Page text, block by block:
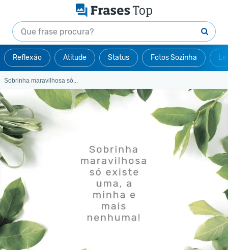
Reflexão Atitude Status Fotos Sozinha
Sobrinha maravilhosa só...